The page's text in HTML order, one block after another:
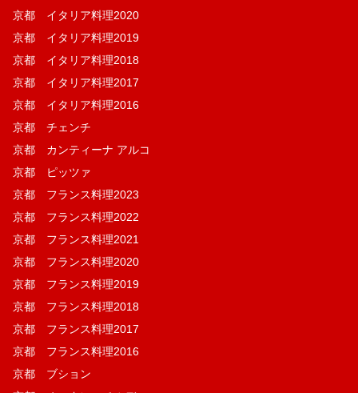
京都 イタリア料理2020
京都 イタリア料理2019
京都 イタリア料理2018
京都 イタリア料理2017
京都 イタリア料理2016
京都 チェンチ
京都 カンティーナ アルコ
京都 ピッツァ
京都 フランス料理2023
京都 フランス料理2022
京都 フランス料理2021
京都 フランス料理2020
京都 フランス料理2019
京都 フランス料理2018
京都 フランス料理2017
京都 フランス料理2016
京都 ブション